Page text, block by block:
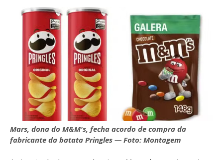
Mars, dona do M&M's, fecha acordo de compra da
fabricante da batata Pringles — Foto: Montagem